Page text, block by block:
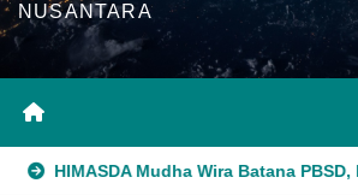
NUSANTARA
Batana PBSD, FKIP, Univet Bantara